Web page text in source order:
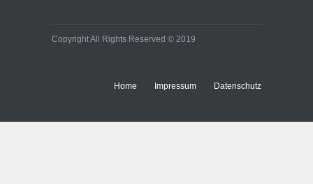
Copyright All Rights Reserved © 2019
Home Impressum Datenschutz